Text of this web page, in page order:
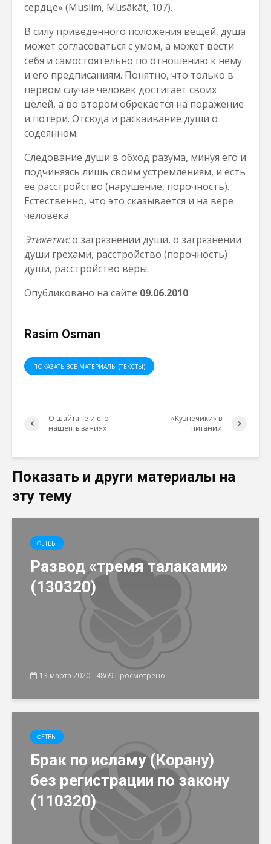
сердце» (Müslim, Müsâkât, 107).
В силу приведенного положения вещей, душа
может согласоваться с умом, а может вести
себя и самостоятельно по отношению к нему
и его предписаниям. Понятно, что только в
первом случае человек достигает своих
целей, а во втором обрекается на поражение
и потери. Отсюда и раскаивание души о
содеянном.
Следование души в обход разума, минуя его и
подчиняясь лишь своим устремлениям, и есть
ее расстройство (нарушение, порочность).
Естественно, что это сказывается и на вере
человека.
Этикетки:о загрязнении души, о загрязнении
души грехами, расстройство (порочность)
души, расстройство веры.
Опубликовано на сайте 09.06.2010
Rasim Osman
ПОКАЗАТЬ ВСЕ МАТЕРИАЛЫ (ТЕКСТЫ)
О шайтане и его
нашептываниях
«Кузнечики» в
питании
Показать и други материалы на
эту тему
ФЕТВЫ
Развод «тремя талаками»
(130320)
13 марта 2020 4869 Просмотрено
ФЕТВЫ
Брак по исламу (Корану)
без регистрации по закону
(110320)